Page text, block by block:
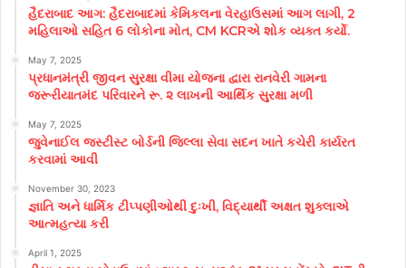
હૈદરાબાદ આગ: હૈદરાબાદમાં કેમિકલના વેરહાઉસમાં આગ લાગી, 2
મહિલાઓ સહિત 6 લોકોના મોત, CM KCRએ શોક વ્યક્ત કર્યો.
May 7, 2025
પ્રધાનમંત્રી જીવન સુરક્ષા વીમા યોજના દ્વારા રાનવેરી ગામના
જરૂરીયાતમંદ પરિવારને રૂ. ૨ લાખની આર્થિક સુરક્ષા મળી
May 7, 2025
જુવેનાઈલ જસ્ટીસ્ટ બોર્ડની જિલ્લા સેવા સદન ખાતે કચેરી કાર્યરત
કરવામાં આવી
November 30, 2023
જ્ઞાતિ અને ધાર્મિક ટીપ્પણીઓથી દુઃખી, વિદ્યાર્થી અક્ષત શુક્લાએ
આત્મહત્યા કરી
April 1, 2025